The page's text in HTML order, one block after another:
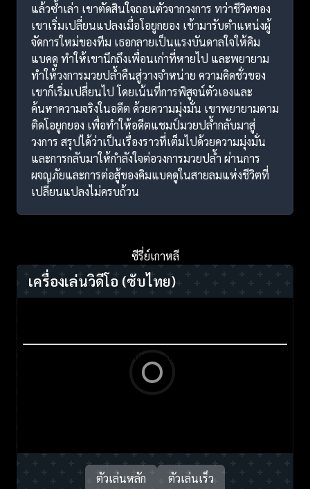
แล้วซ้ำเล่า เขาตัดสินใจถอนตัวจากวงการ ทว่าชีวิตของ
เขาเริ่มเปลี่ยนแปลงเมื่อโอยูกยอง เข้ามารับตำแหน่งผู้
จัดการใหม่ของทีม เธอกลายเป็นแรงบันดาลใจให้คิม
แบคดู ทำให้เขานึกถึงเพื่อนเก่าที่หายไป และพยายาม
ทำให้วงการมวยปล้ำคืนสู่วางจำหน่าย ความคิดชั่วของ
เขาก็เริ่มเปลี่ยนไป โดยเน้นที่การพิสูจน์ตัวเองและ
ค้นหาความจริงในอดีต ด้วยความมุ่งมั่น เขาพยายามตาม
ติดโอยูกยอง เพื่อทำให้อดีตแชมป์มวยปล้ำกลับมาสู่
วงการ สรุปได้ว่าเป็นเรื่องราวที่เต็มไปด้วยความมุ่งมั่น
และการกลับมาให้กำลังใจต่อวงการมวยปล้ำ ผ่านการ
ผจญภัยและการต่อสู้ของคิมแบคดูในสายลมแห่งชีวิตที่
เปลี่ยนแปลงไม่ครบถ้วน
ซีรี่ย์เกาหลี
เครื่องเล่นวิดีโอ (ซับไทย)
ตัวเล่นหลัก ตัวเล่นเร็ว